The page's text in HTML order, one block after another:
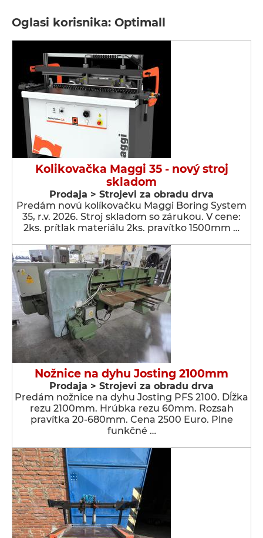
Oglasi korisnika: Optimall
Kolikovačka Maggi 35 - nový stroj
skladom
Prodaja > Strojevi za obradu drva
Predám novú kolíkovačku Maggi Boring System
35, r.v. 2026. Stroj skladom so zárukou. V cene:
2ks. prítlak materiálu 2ks. pravítko 1500mm …
Nožnice na dyhu Josting 2100mm
Prodaja > Strojevi za obradu drva
Predám nožnice na dyhu Josting PFS 2100. Dĺžka
rezu 2100mm. Hrúbka rezu 60mm. Rozsah
pravítka 20-680mm. Cena 2500 Euro. Plne
funkčné …